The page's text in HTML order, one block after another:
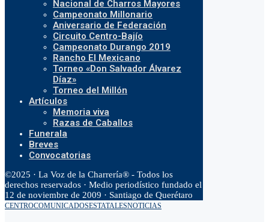
Nacional de Charros Mayores
Campeonato Millonario
Aniversario de Federación
Circuito Centro-Bajío
Campeonato Durango 2019
Rancho El Mexicano
Torneo «Don Salvador Álvarez
Díaz»
Torneo del Millón
Artículos
Memoria viva
Razas de Caballos
Funerala
Breves
Convocatorias
©2025 · La Voz de la Charrería® - Todos los
derechos reservados · Medio periodístico fundado el
12 de noviembre de 2009 · Santiago de Querétaro
CENTROCOMUNICADOSESTATALESNOTICIAS